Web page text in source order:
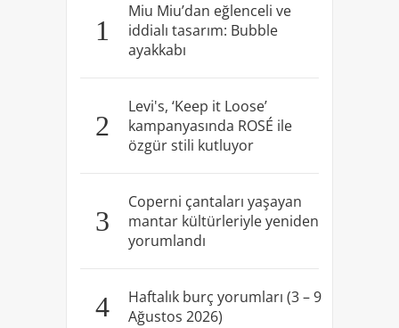
1
Miu Miu’dan eğlenceli ve
iddialı tasarım: Bubble
ayakkabı
2
Levi's, ‘Keep it Loose’
kampanyasında ROSÉ ile
özgür stili kutluyor
3
Coperni çantaları yaşayan
mantar kültürleriyle yeniden
yorumlandı
4
Haftalık burç yorumları (3 – 9
Ağustos 2026)